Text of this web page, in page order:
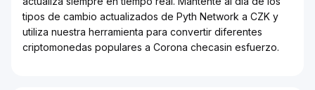
tipos de cambio actualizados de Pyth Network a CZK y
utiliza nuestra herramienta para convertir diferentes
criptomonedas populares a Corona checasin esfuerzo.